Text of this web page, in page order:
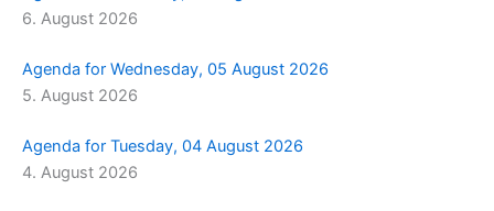
i
n
o
k a
m
e
r
6. August 2026
Agenda for Wednesday, 05 August 2026
5. August 2026
Agenda for Tuesday, 04 August 2026
4. August 2026